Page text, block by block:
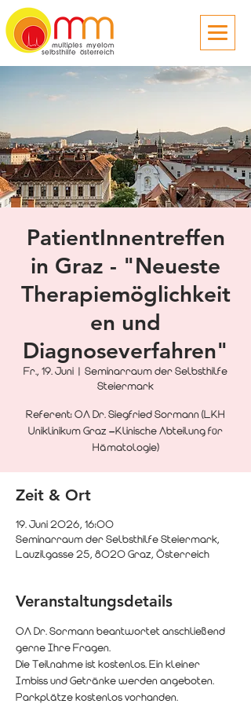
PatientInnentreffen
in Graz - "Neueste
Therapiemöglichkeit
en und
Diagnoseverfahren"
Fr., 19. Juni
Seminarraum der Selbsthilfe
Steiermark
Referent: OA Dr. Siegfried Sormann (LKH
Uniklinikum Graz –Klinische Abteilung für
Hämatologie)
Zeit & Ort
19. Juni 2026, 16:00
Seminarraum der Selbsthilfe Steiermark,
Lauzilgasse 25, 8020 Graz, Österreich
Veranstaltungsdetails
OA Dr. Sormann beantwortet anschließend
gerne Ihre Fragen.
Die Teilnahme ist kostenlos. Ein kleiner
Imbiss und Getränke werden angeboten.
Parkplätze kostenlos vorhanden.